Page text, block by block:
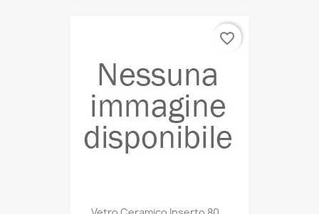
favorite_border